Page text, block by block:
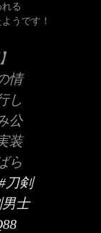
る
うです！
情
し
公
装
ら
刀剣
士